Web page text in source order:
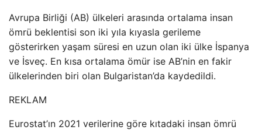
Avrupa Birliği (AB) ülkeleri arasında ortalama insan
ömrü beklentisi son iki yıla kıyasla gerileme
gösterirken yaşam süresi en uzun olan iki ülke İspanya
ve İsveç. En kısa ortalama ömür ise AB’nin en fakir
ülkelerinden biri olan Bulgaristan’da kaydedildi.
REKLAM
Eurostat’ın 2021 verilerine göre kıtadaki insan ömrü